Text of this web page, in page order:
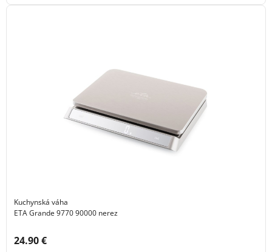
Kuchynská váha
ETA Grande 9770 90000 nerez
Cena s DPH:
24.90 €